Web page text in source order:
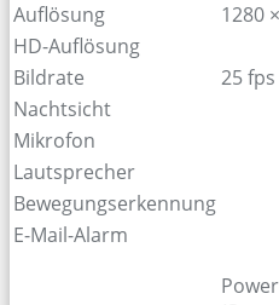
Auflösung
1280
HD-Auflösung
Bildrate
25 fps
Nachtsicht
Mikrofon
Lautsprecher
Bewegungserkennung
E-Mail-Alarm